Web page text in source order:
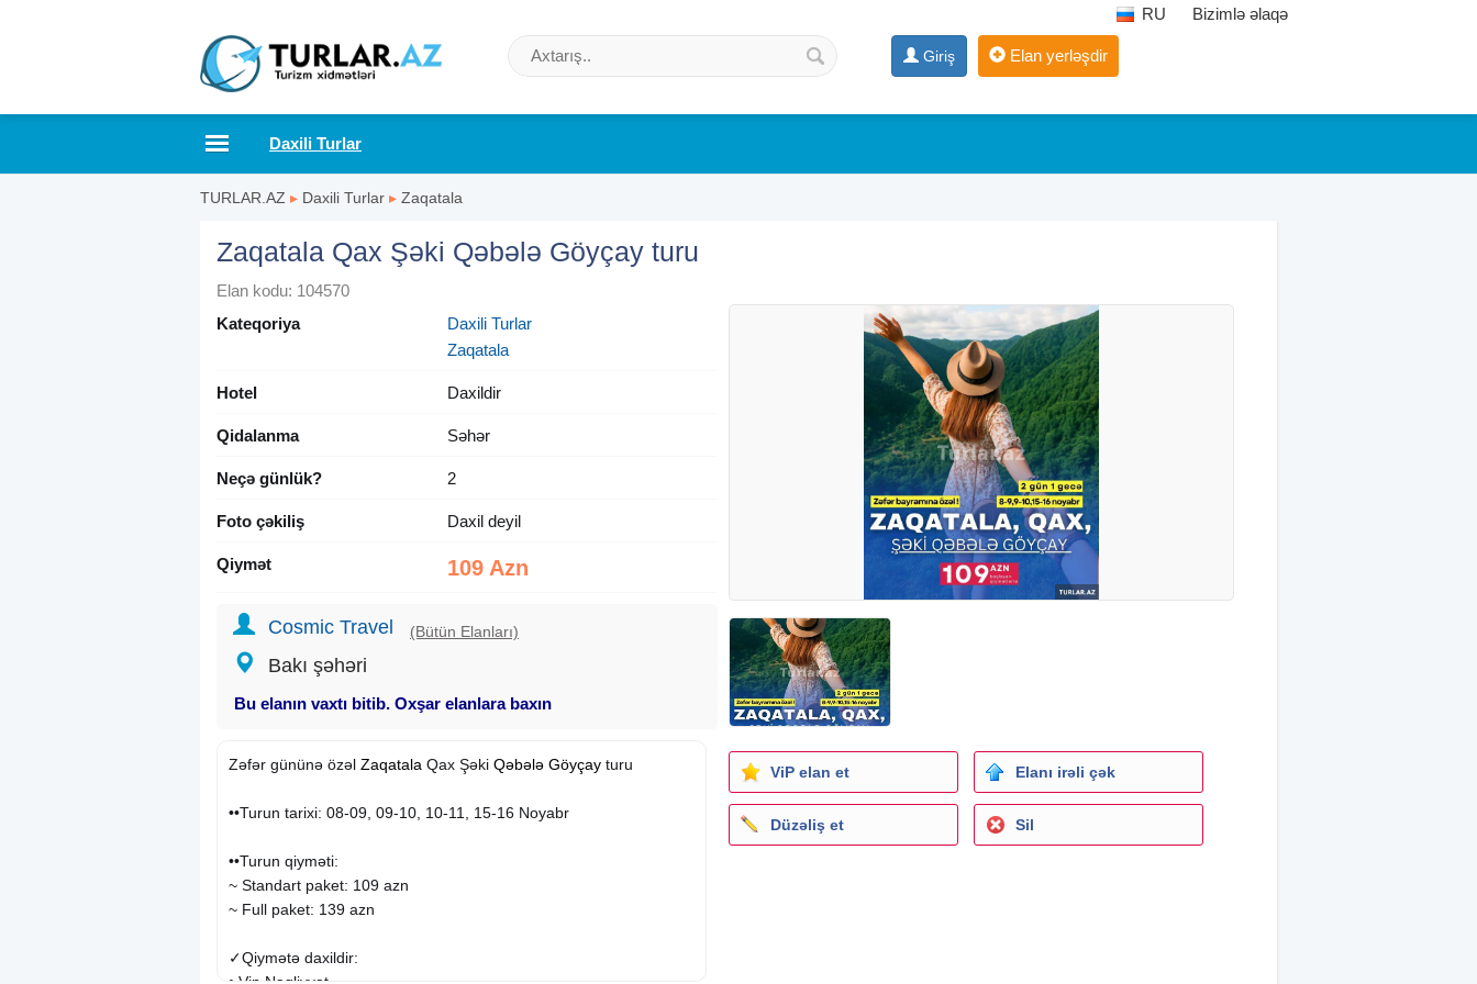
RU Bizimlə əlaqə
Giriş Elan yerləşdir
Daxili Turlar
TURLAR.AZ ▸ Daxili Turlar ▸ Zaqatala
Zaqatala Qax Şəki Qəbələ Göyçay turu
Elan kodu: 104570
Kateqoriya
Daxili Turlar
Zaqatala
Hotel Daxildir
Qidalanma Səhər
Neçə günlük? 2
Foto çəkiliş Daxil deyil
Qiymət 109 Azn
Cosmic Travel (Bütün Elanları)
Bakı şəhəri
Bu elanın vaxtı bitib. Oxşar elanlara baxın
Zəfər gününə özəl Zaqatala Qax Şəki Qəbələ Göyçay turu
••Turun tarixi: 08-09, 09-10, 10-11, 15-16 Noyabr
••Turun qiyməti:
~ Standart paket: 109 azn
~ Full paket: 139 azn
✓Qiymətə daxildir:
ViP elan et Elanı irəli çək
Düzəliş et Sil